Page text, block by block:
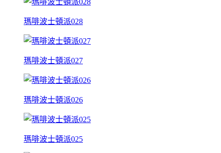
瑪啡波士頓派028
瑪啡波士頓派027
瑪啡波士頓派026
瑪啡波士頓派025